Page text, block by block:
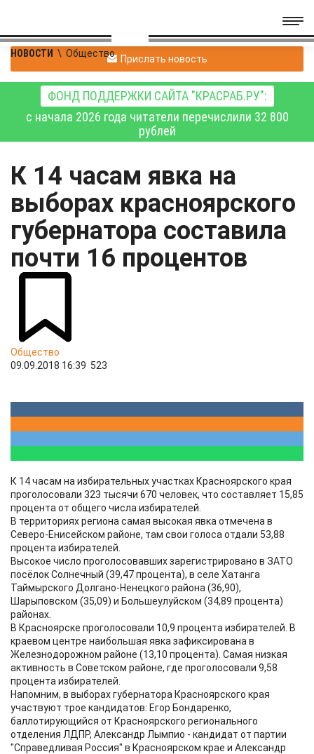
НОВОСТИ \ Общество Прислать новость
ФОНД ПОДДЕРЖКИ САЙТА "КРАСРАБ.РУ":
с начала 2026 года читатели перечислили 32 800
рублей
К 14 часам явка на
выборах красноярского
губернатора составила
почти 16 процентов
Общество
09.09.2018 16:39 523
К 14 часам на избирательных участках Красноярского края
проголосовали 323 тысячи 670 человек, что составляет 15,85
процента от общего числа избирателей.
В территориях региона самая высокая явка отмечена в
Северо-Енисейском районе, там свои голоса отдали 53,88
процента избирателей.
Высокое число проголосовавших зарегистрировано в ЗАТО
посёлок Солнечный (39,47 процента), в селе Хатанга
Таймырского Долгано-Ненецкого района (36,90),
Шарыповском (35,09) и Большеулуйском (34,89 процента)
районах.
В Красноярске проголосовали 10,9 процента избирателей. В
краевом центре наибольшая явка зафиксирована в
Железнодорожном районе (13,10 процента). Самая низкая
активность в Советском районе, где проголосовали 9,58
процента избирателей.
Напомним, в выборах губернатора Красноярского края
участвуют трое кандидатов: Егор Бондаренко,
баллотирующийся от Красноярского регионального
отделения ЛДПР, Александр Лымпио - кандидат от партии
"Справедливая Россия" в Красноярском крае и Александр